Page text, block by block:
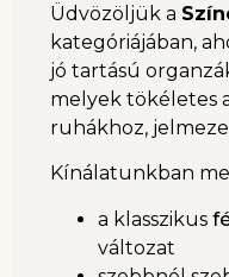
Üdvözöljük a
kategóriájában,
jó tartású
melyek tökéletes
ruhákhoz,
Kínálatunkban
a klasszikus
változat